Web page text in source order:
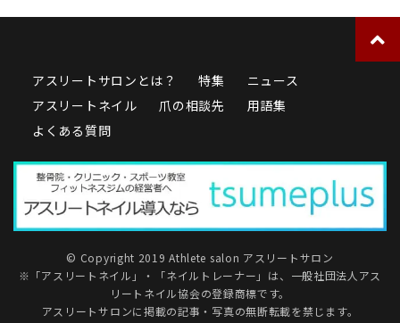
アスリートサロンとは？ 特集
ニュース
アスリートネイル
爪の相談先
用語集
よくある質問
© Copyright 2019 Athlete salon アスリートサロン
※「アスリートネイル」・「ネイルトレーナー」は、 一般社団法人アス
リートネイル協会の登録商標です。
アスリートサロンに掲載の記事・写真の無断転載を禁じます。